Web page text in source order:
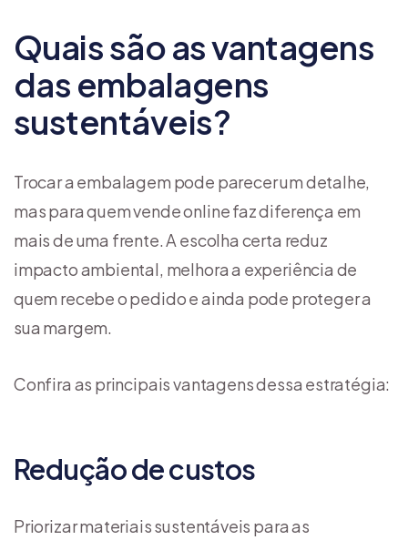
Quais são as vantagens
das embalagens
sustentáveis?
Trocar a embalagem pode parecer um detalhe,
mas para quem vende online faz diferença em
mais de uma frente. A escolha certa reduz
impacto ambiental, melhora a experiência de
quem recebe o pedido e ainda pode proteger a
sua margem.
Confira as principais vantagens dessa estratégia:
Redução de custos
Priorizar materiais sustentáveis para as